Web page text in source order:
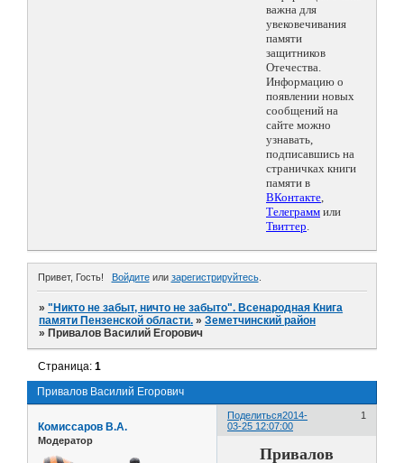
важна для
увековечивания
памяти
защитников
Отечества.
Информацию о
появлении новых
сообщений на
сайте можно
узнавать,
подписавшись на
страничках книги
памяти в
ВКонтакте,
Телеграмм или
Твиттер.
Привет, Гость! Войдитеили зарегистрируйтесь.
»"Никто не забыт, ничто не забыто". Всенародная Книга
памяти Пензенской области. »Земетчинский район
» Привалов Василий Егорович
Привалов Василий Егорович
Страница:1
Поделиться 1
2014-
03-25 12:07:00
Комиссаров В.А.
Модератор
Привалов